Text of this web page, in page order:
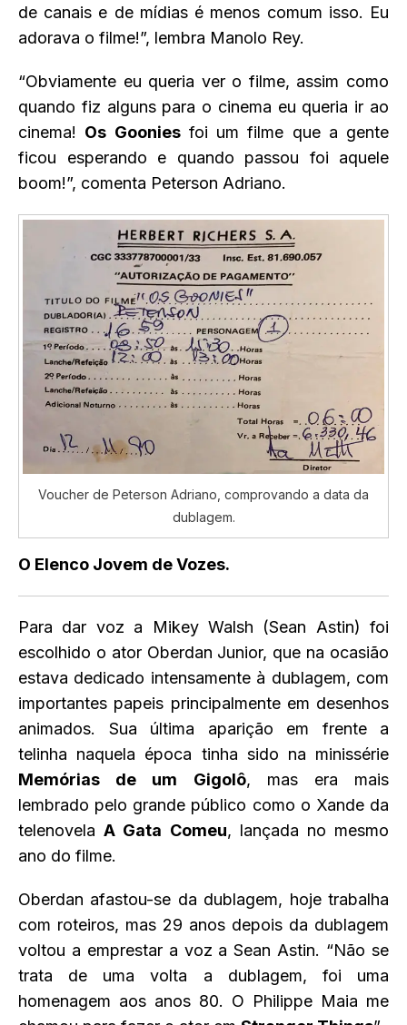
de canais e de mídias é menos comum isso. Eu
adorava o filme!”, lembra Manolo Rey.
“Obviamente eu queria ver o filme, assim como
quando fiz alguns para o cinema eu queria ir ao
cinema! Os Gooniesfoi um filme que a gente
ficou esperando e quando passou foi aquele
boom!”, comenta Peterson Adriano.
Voucher de Peterson Adriano, comprovando a data da
dublagem.
O Elenco Jovem de Vozes.
Para dar voz a Mikey Walsh (Sean Astin) foi
escolhido o ator Oberdan Junior, que na ocasião
estava dedicado intensamente à dublagem, com
importantes papeis principalmente em desenhos
animados. Sua última aparição em frente a
telinha naquela época tinha sido na minissérie
Memórias de um Gigolô, mas era mais
lembrado pelo grande público como o Xande da
telenovelaA Gata Comeu, lançada no mesmo
ano do filme.
Oberdan afastou-se da dublagem, hoje trabalha
com roteiros, mas 29 anos depois da dublagem
voltou a emprestar a voz a Sean Astin. “Não se
trata de uma volta a dublagem, foi uma
homenagem aos anos 80. O Philippe Maia me